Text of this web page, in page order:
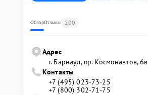
ОбзорОтзывы 200
Адрес
г. Барнаул, ​пр. Космонавтов, 6в
Контакты
+7 (495) 023-73-25
+7 (800) 302-71-75